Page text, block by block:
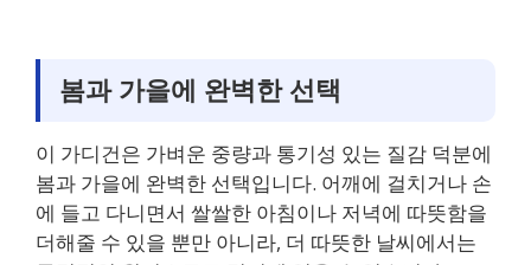
봄과 가을에 완벽한 선택
이 가디건은 가벼운 중량과 통기성 있는 질감 덕분에
봄과 가을에 완벽한 선택입니다. 어깨에 걸치거나 손
에 들고 다니면서 쌀쌀한 아침이나 저녁에 따뜻함을
더해줄 수 있을 뿐만 아니라, 더 따뜻한 날씨에서는